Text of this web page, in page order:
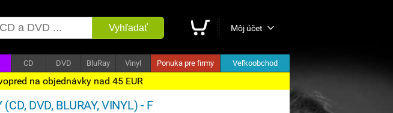
Vyhľadať Môj účet
CD DVD BluRay Vinyl Ponuka pre firmy Veľkoobchod
na objednávky nad 45 EUR
DVD, BLURAY, VINYL) - F